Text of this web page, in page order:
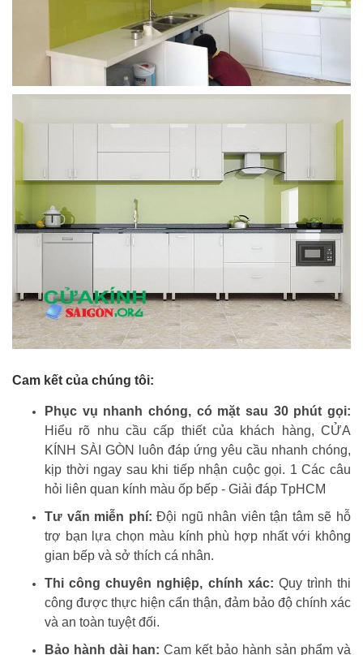
Cam kết của chúng tôi:
Phục vụ nhanh chóng, có mặt sau 30 phút gọi:
Hiểu rõ nhu cầu cấp thiết của khách hàng, CỬA
KÍNH SÀI GÒN luôn đáp ứng yêu cầu nhanh chóng,
kịp thời ngay sau khi tiếp nhận cuộc gọi. 1 Các câu
hỏi liên quan kính màu ốp bếp - Giải đáp TpHCM
Tư vấn miễn phí: Đội ngũ nhân viên tận tâm sẽ hỗ
trợ bạn lựa chọn màu kính phù hợp nhất với không
gian bếp và sở thích cá nhân.
Thi công chuyên nghiệp, chính xác: Quy trình thi
công được thực hiện cẩn thận, đảm bảo độ chính xác
và an toàn tuyệt đối.
Bảo hành dài hạn: Cam kết bảo hành sản phẩm và